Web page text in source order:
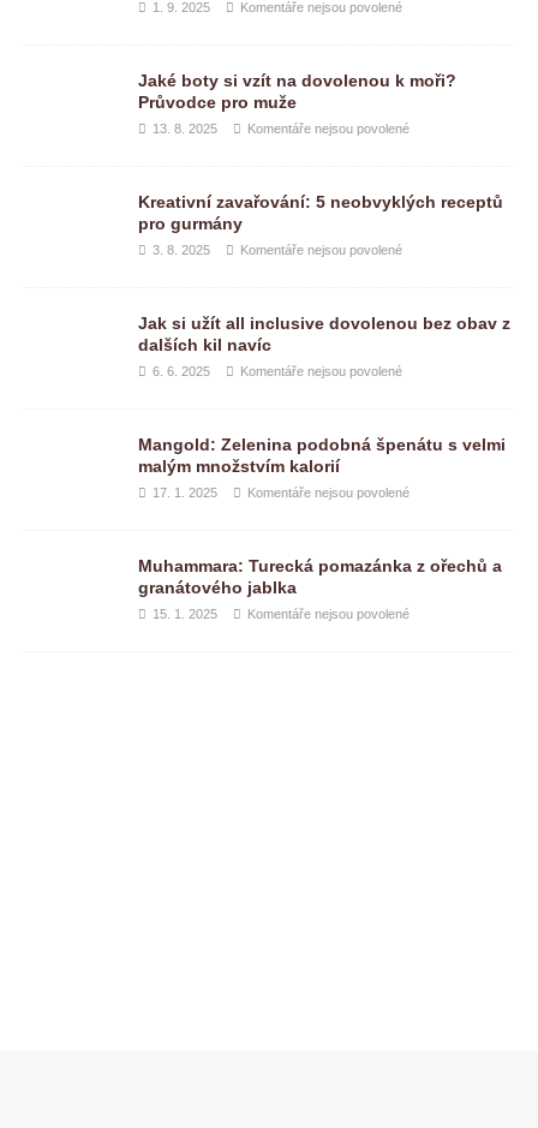
1. 9. 2025 Komentáře nejsou povolené
Jaké boty si vzít na dovolenou k moři?
Průvodce pro muže
13. 8. 2025 Komentáře nejsou povolené
Kreativní zavařování: 5 neobvyklých receptů
pro gurmány
3. 8. 2025 Komentáře nejsou povolené
Jak si užít all inclusive dovolenou bez obav z
dalších kil navíc
6. 6. 2025 Komentáře nejsou povolené
Mangold: Zelenina podobná špenátu s velmi
malým množstvím kalorií
17. 1. 2025 Komentáře nejsou povolené
Muhammara: Turecká pomazánka z ořechů a
granátového jablka
15. 1. 2025 Komentáře nejsou povolené